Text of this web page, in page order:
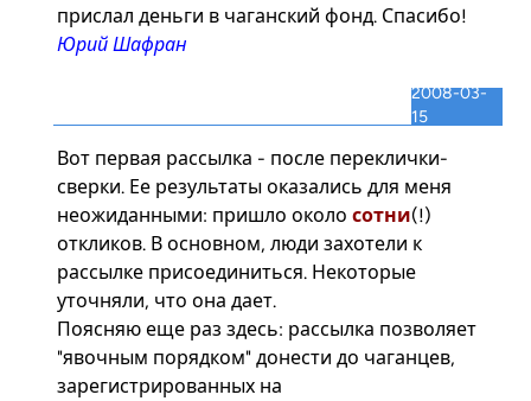
прислал деньги в чаганский фонд. Спасибо!
Юрий Шафран
2008-03-
15
Вот первая рассылка - после переклички-
сверки. Ее результаты оказались для меня
неожиданными: пришло около сотни(!)
откликов. В основном, люди захотели к
рассылке присоединиться. Некоторые
уточняли, что она дает.
Поясняю еще раз здесь: рассылка позволяет
"явочным порядком" донести до чаганцев,
зарегистрированных на